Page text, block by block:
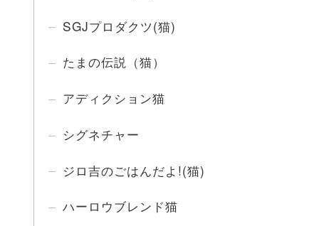
SGJプロダクツ(猫)
たまの伝説（猫）
アディクション猫
シグネチャー
ジロ吉のごはんだよ!(猫)
ハーロウブレンド猫